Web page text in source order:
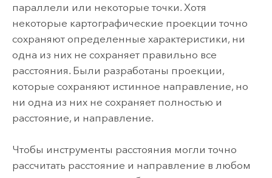
параллели или некоторые точки. Хотя
некоторые картографические проекции точно
сохраняют определенные характеристики, ни
одна из них не сохраняет правильно все
расстояния. Были разработаны проекции,
которые сохраняют истинное направление, но
ни одна из них не сохраняет полностью и
расстояние, и направление.
Чтобы инструменты расстояния могли точно
рассчитать расстояние и направление в любом